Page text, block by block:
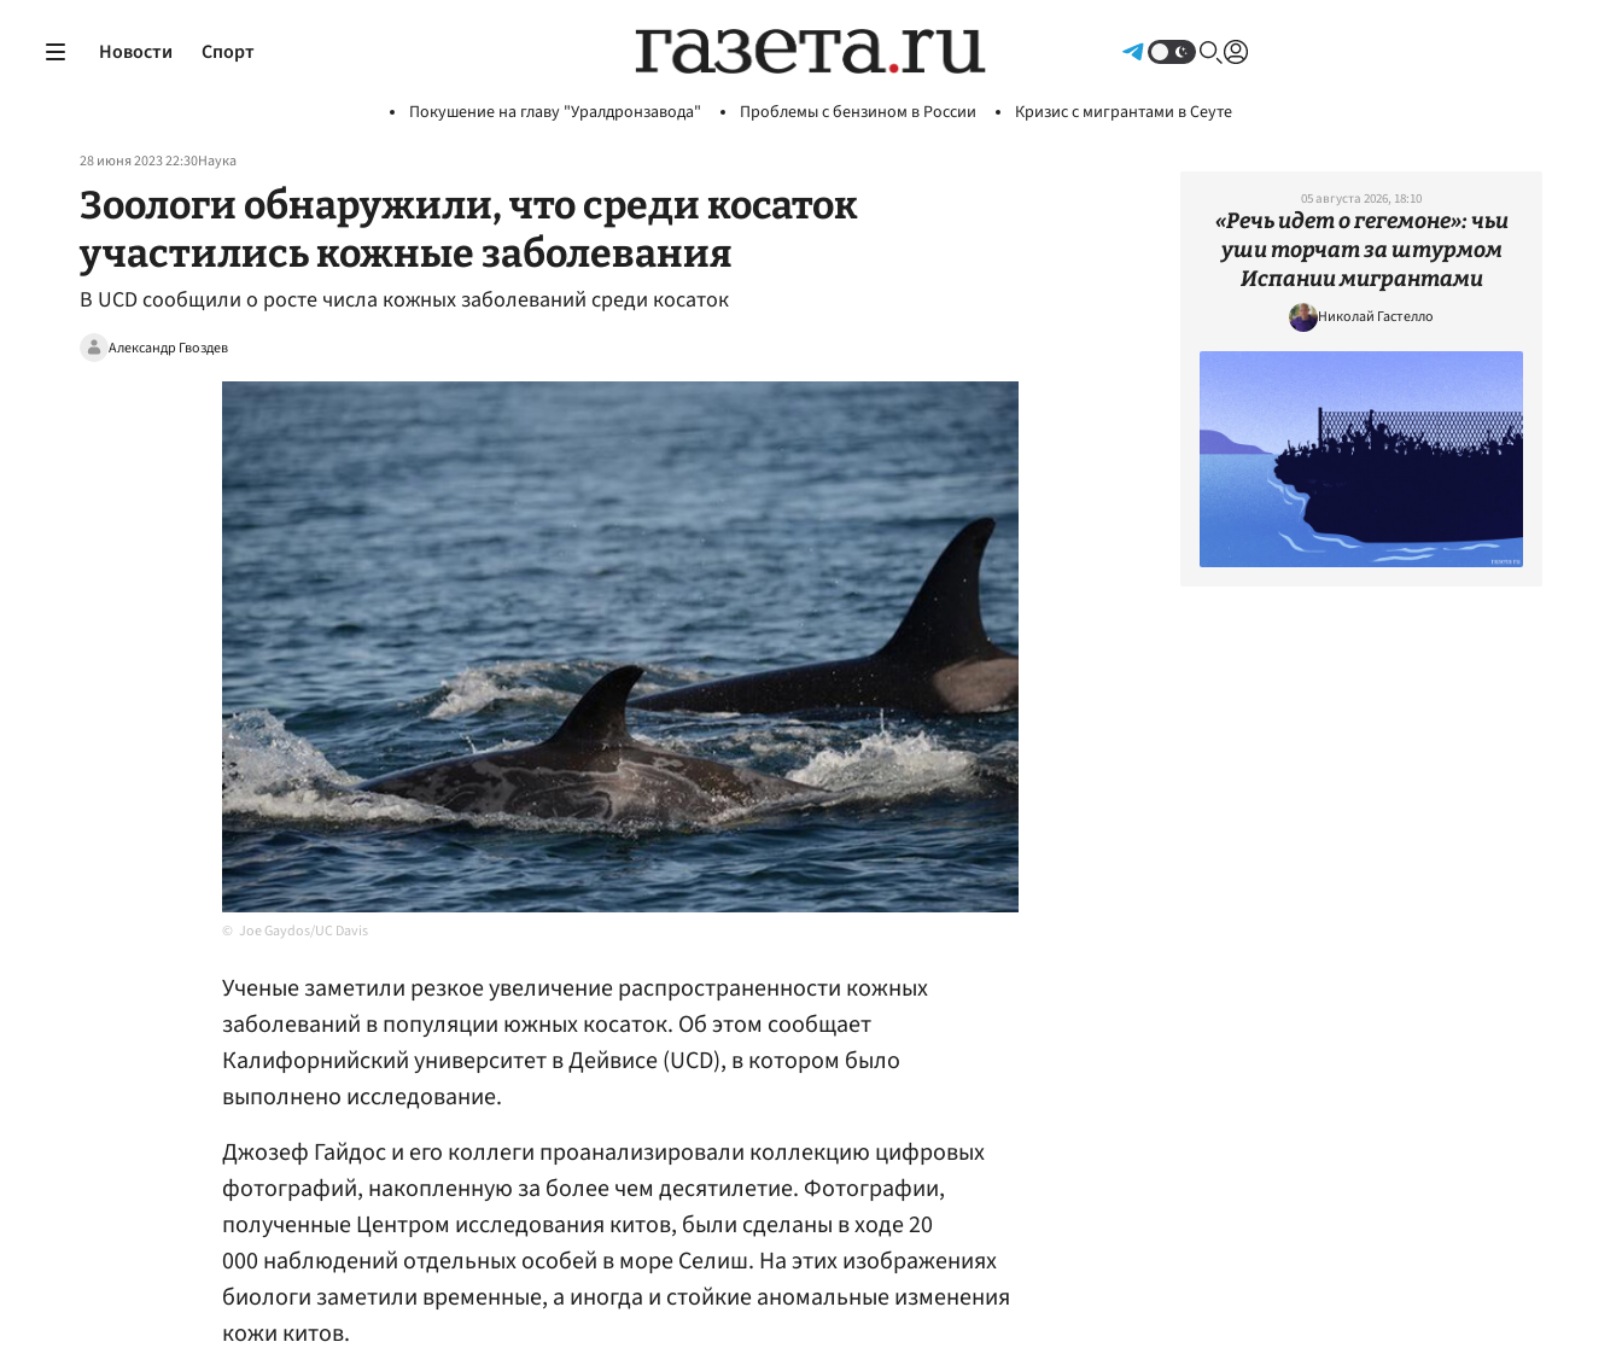
Новости Спорт
Покушение на главу "Уралдронзавода" Проблемы с бензином в России Кризис с мигрантами в Сеуте
28 июня 2023 22:30Наука
Зоологи обнаружили, что среди косаток
участились кожные заболевания
В UCD сообщили о росте числа кожных заболеваний среди косаток
Александр Гвоздев
Joe Gaydos/UC Davis
Ученые заметили резкое увеличение распространенности кожных
заболеваний в популяции южных косаток. Об этом сообщает
Калифорнийский университет в Дейвисе (UCD), в котором было
выполнено исследование.
Джозеф Гайдос и его коллеги проанализировали коллекцию цифровых
фотографий, накопленную за более чем десятилетие. Фотографии,
полученные Центром исследования китов, были сделаны в ходе 20
000 наблюдений отдельных особей в море Селиш. На этих изображениях
биологи заметили временные, а иногда и стойкие аномальные изменения
кожи китов.
05 августа 2026, 18:10
«Речь идет о гегемоне»: чьи
уши торчат за штурмом
Испании мигрантами
Николай Гастелло